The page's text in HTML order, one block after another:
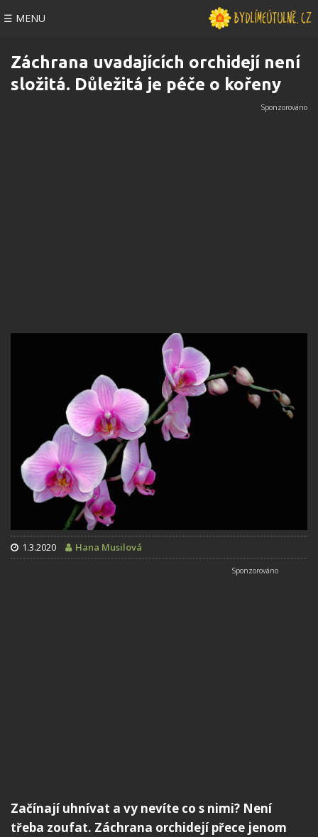
☰ MENU
Záchrana uvadajících orchidejí není
složitá. Důležitá je péče o kořeny
1.3.2020 Hana Musilová
Začínají uhnívat a vy nevíte co s nimi? Není
třeba zoufat. Záchrana orchidejí přece jenom